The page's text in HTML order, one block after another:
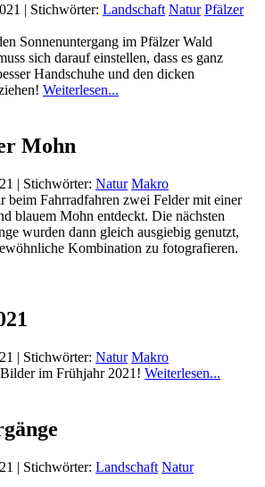
| Stichwörter: Landschaft Natur Pfälzer
Sonnenuntergang im Pfälzer Wald
sich darauf einstellen, dass es ganz
Handschuhe und den dicken
Weiterlesen...
Mohn
| Stichwörter: Natur Makro
Fahrradfahren zwei Felder mit einer
blauem Mohn entdeckt. Die nächsten
wurden dann gleich ausgiebig genutzt,
Kombination zu fotografieren.
| Stichwörter: Natur Makro
im Frühjahr 2021! Weiterlesen...
| Stichwörter: Landschaft Natur